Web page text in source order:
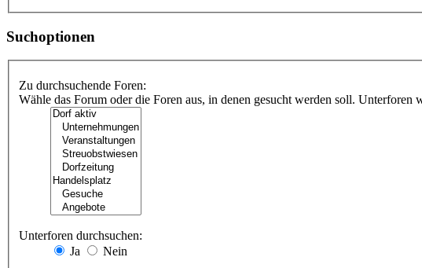
Suchoptionen
Zu durchsuchende Foren:
Wähle das Forum oder die Foren aus, in denen gesucht werden soll.
Unterforen durchsuchen:
Ja
Nein